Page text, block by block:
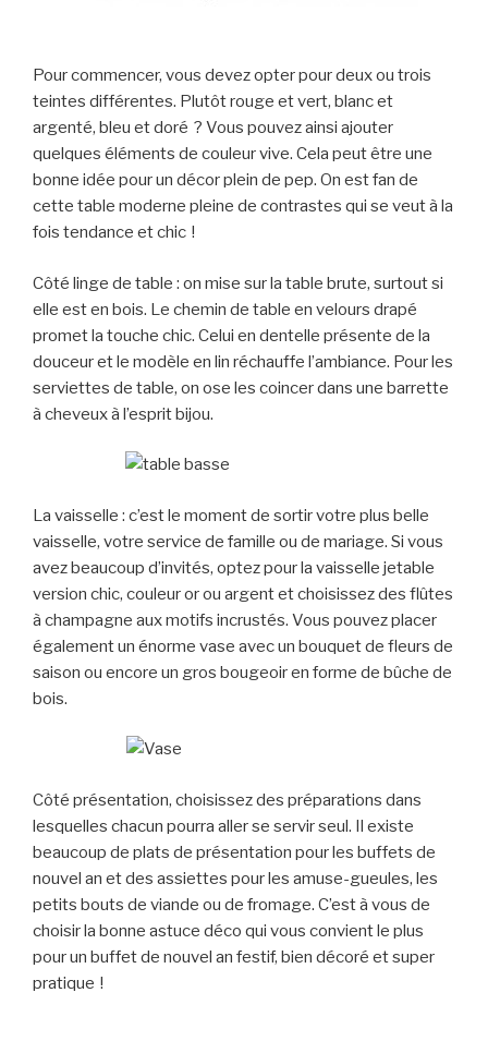
Pour commencer, vous devez opter pour deux ou trois
teintes différentes. Plutôt rouge et vert, blanc et
argenté, bleu et doré ? Vous pouvez ainsi ajouter
quelques éléments de couleur vive. Cela peut être une
bonne idée pour un décor plein de pep. On est fan de
cette table moderne pleine de contrastes qui se veut à la
fois tendance et chic !
Côté linge de table : on mise sur la table brute, surtout si
elle est en bois. Le chemin de table en velours drapé
promet la touche chic. Celui en dentelle présente de la
douceur et le modèle en lin réchauffe l’ambiance. Pour les
serviettes de table, on ose les coincer dans une barrette
à cheveux à l’esprit bijou.
La vaisselle : c’est le moment de sortir votre plus belle
vaisselle, votre service de famille ou de mariage. Si vous
avez beaucoup d’invités, optez pour la vaisselle jetable
version chic, couleur or ou argent et choisissez des flûtes
à champagne aux motifs incrustés. Vous pouvez placer
également un énorme vase avec un bouquet de fleurs de
saison ou encore un gros bougeoir en forme de bûche de
bois.
Côté présentation, choisissez des préparations dans
lesquelles chacun pourra aller se servir seul. Il existe
beaucoup de plats de présentation pour les buffets de
nouvel an et des assiettes pour les amuse-gueules, les
petits bouts de viande ou de fromage. C’est à vous de
choisir la bonne astuce déco qui vous convient le plus
pour un buffet de nouvel an festif, bien décoré et super
pratique !